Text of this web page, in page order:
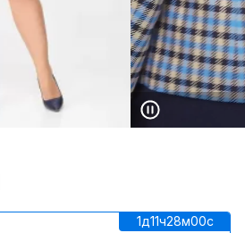
1д11ч28м00c